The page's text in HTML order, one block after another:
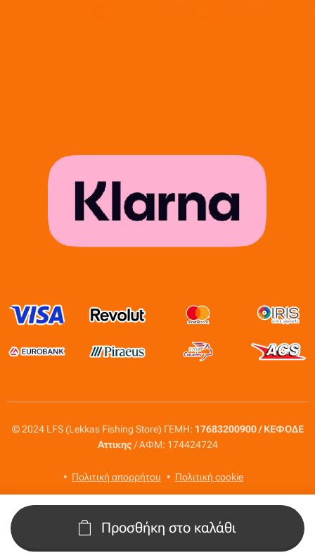
Προσθήκη στο καλάθι
© 2024 LFS (Lekkas Fishing Store) ΓΕΜΗ: 17683200900 / ΚΕΦΟΔΕ
Αττικης/ ΑΦΜ: 174424724
Πολιτική απορρήτου Πολιτική cookie